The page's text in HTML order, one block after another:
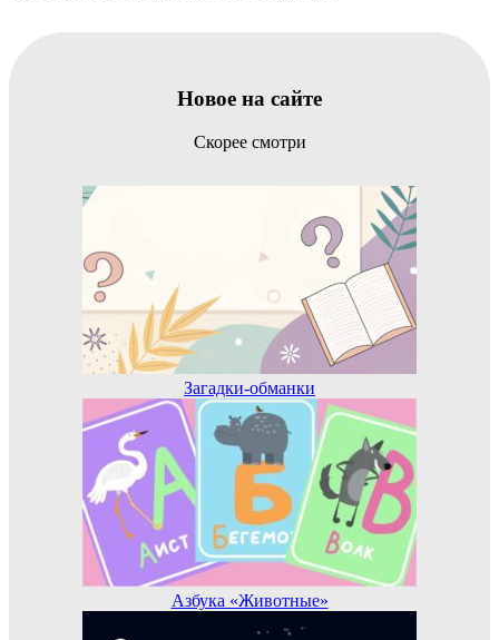
Новое на сайте
Скорее смотри
Загадки-обманки
Азбука «Животные»